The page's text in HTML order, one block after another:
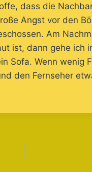
dass die
Angst vor den
Am
ist, dann gehe ich
Sofa. Wenn wenig
den Fernseher